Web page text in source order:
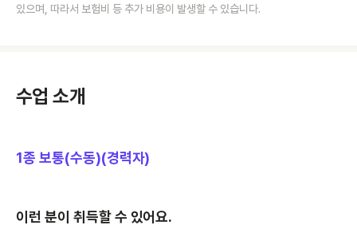
있으며, 따라서 보험비 등 추가 비용이 발생할 수 있습니다.
수업 소개
1종 보통(수동)(경력자)
이런 분이 취득할 수 있어요.